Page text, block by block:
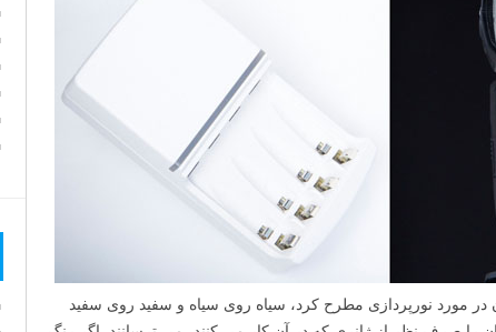
در مورد نورپردازی مطرح کرد، سیاه روی سیاه و سفید روی سفید